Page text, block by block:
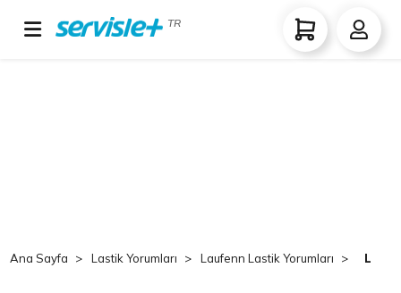
TR
Ana Sayfa Lastik Yorumları Laufenn Lastik Yorumları